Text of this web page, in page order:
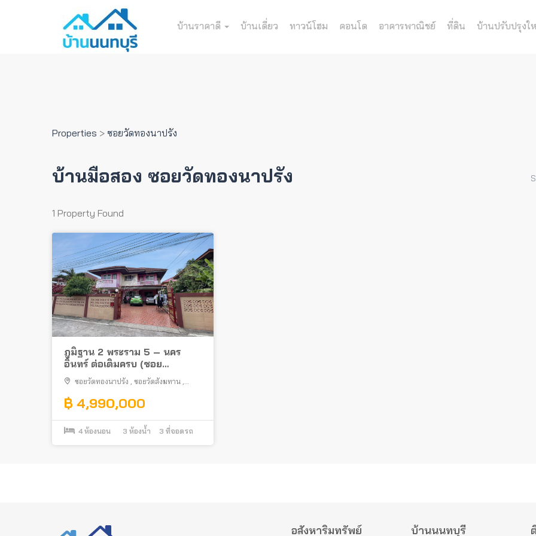
บ้านราคาดี บ้านเดี่ยว ทาวน์โฮม คอนโด อาคารพาณิชย์ ที่ดิน บ้านปรับปรุงใ
Properties > ซอยวัดทองนาปรัง
บ้านมือสอง ซอยวัดทองนาปรัง
1 Property Found
ภูมิฐาน 2 พระราม 5 – นคร
อินทร์ ต่อเติมครบ (ซอย
วัดทองนาปรัง) ใกล้โลตัส นคร
อินทร์
ซอยวัดทองนาปรัง , ซอยวัดสังฆทาน ,
฿ 4,990,000
4 ห้องนอน 3 ห้องน้ำ 3 ที่จอดรถ
อสังหาริมทรัพย์ บ้านนนทบุรี